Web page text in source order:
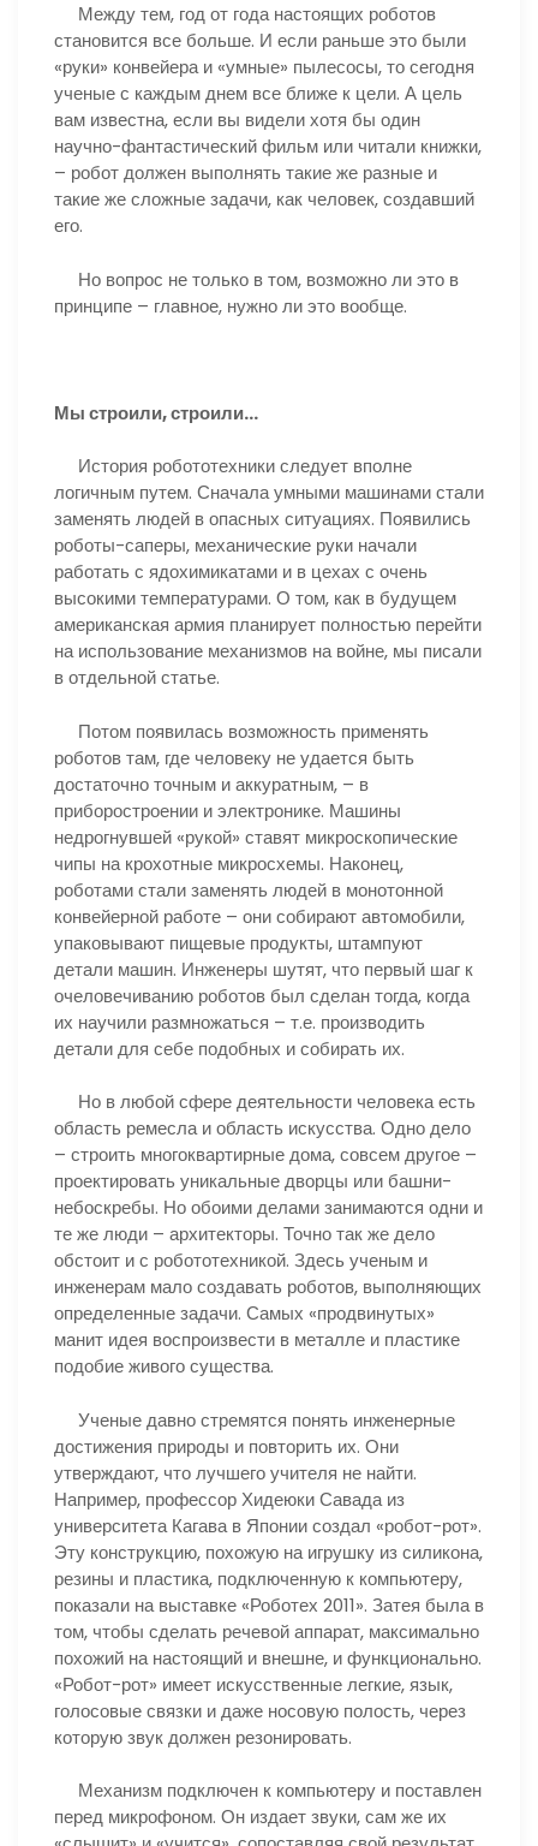
Между тем, год от года настоящих роботов
становится все больше. И если раньше это были
«руки» конвейера и «умные» пылесосы, то сегодня
ученые с каждым днем все ближе к цели. А цель
вам известна, если вы видели хотя бы один
научно-фантастический фильм или читали книжки,
– робот должен выполнять такие же разные и
такие же сложные задачи, как человек, создавший
его.
Но вопрос не только в том, возможно ли это в
принципе – главное, нужно ли это вообще.
Мы строили, строили…
История робототехники следует вполне
логичным путем. Сначала умными машинами стали
заменять людей в опасных ситуациях. Появились
роботы-саперы, механические руки начали
работать с ядохимикатами и в цехах с очень
высокими температурами. О том, как в будущем
американская армия планирует полностью перейти
на использование механизмов на войне, мы писали
в отдельной статье.
Потом появилась возможность применять
роботов там, где человеку не удается быть
достаточно точным и аккуратным, – в
приборостроении и электронике. Машины
недрогнувшей «рукой» ставят микроскопические
чипы на крохотные микросхемы. Наконец,
роботами стали заменять людей в монотонной
конвейерной работе – они собирают автомобили,
упаковывают пищевые продукты, штампуют
детали машин. Инженеры шутят, что первый шаг к
очеловечиванию роботов был сделан тогда, когда
их научили размножаться – т.е. производить
детали для себе подобных и собирать их.
Но в любой сфере деятельности человека есть
область ремесла и область искусства. Одно дело
– строить многоквартирные дома, совсем другое –
проектировать уникальные дворцы или башни-
небоскребы. Но обоими делами занимаются одни и
те же люди – архитекторы. Точно так же дело
обстоит и с робототехникой. Здесь ученым и
инженерам мало создавать роботов, выполняющих
определенные задачи. Самых «продвинутых»
манит идея воспроизвести в металле и пластике
подобие живого существа.
Ученые давно стремятся понять инженерные
достижения природы и повторить их. Они
утверждают, что лучшего учителя не найти.
Например, профессор Хидеюки Савада из
университета Кагава в Японии создал «робот-рот».
Эту конструкцию, похожую на игрушку из силикона,
резины и пластика, подключенную к компьютеру,
показали на выставке «Роботех 2011». Затея была в
том, чтобы сделать речевой аппарат, максимально
похожий на настоящий и внешне, и функционально.
«Робот-рот» имеет искусственные легкие, язык,
голосовые связки и даже носовую полость, через
которую звук должен резонировать.
Механизм подключен к компьютеру и поставлен
перед микрофоном. Он издает звуки, сам же их